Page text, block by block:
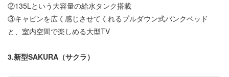
②135Lという大容量の給水タンク搭載
③キャビンを広く感じさせてくれるプルダウン式バンクベッド
と、室内空間で楽しめる大型TV
3.新型SAKURA（サクラ）